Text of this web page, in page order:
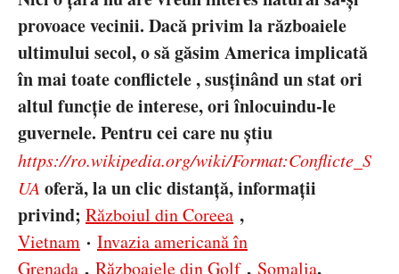
provoace vecinii. Dacă privim la războaiele
ultimului secol, o să găsim America implicată
în mai toate conflictele , susținând un stat ori
altul funcție de interese, ori înlocuindu-le
guvernele. Pentru cei care nu știu
https://ro.wikipedia.org/wiki/Format:Conflicte_S
UA oferă, la un clic distanță, informații
privind; Războiul din Coreea ,
Vietnam · Invazia americană în
Grenada , Războaiele din Golf, Somalia,